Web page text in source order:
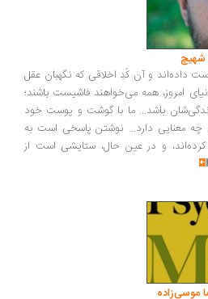
شهیچ‭
داده‌اند و آن کُدِ اخلاقی که نگهبان عقل
امروز، همه می‌خواهند فاشیست باشند؛
باشد... ما با گوشت و پوست خود
معنایی دارد... نوشتن پاسخی است به
کرده‌اند، و در عین حال، ستایشی است از
موسی‌زاده